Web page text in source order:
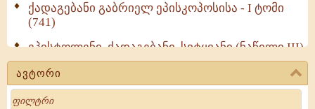
ქადაგებანი გაბრიელ ეპისკოპოსისა - I ტომი
(741)
ეპისტოლენი, ქადაგებანი, სიტყვანი (ნაწილი III)
(723)
მოძღვრის ძალზე სასარგებლო რჩევები
მრევლისათვის (545)
ავტორი
Search